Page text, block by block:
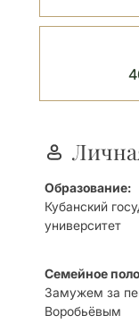
Образование:
Кубанский
университет
Семейное
Замужем за
Воробьёвым